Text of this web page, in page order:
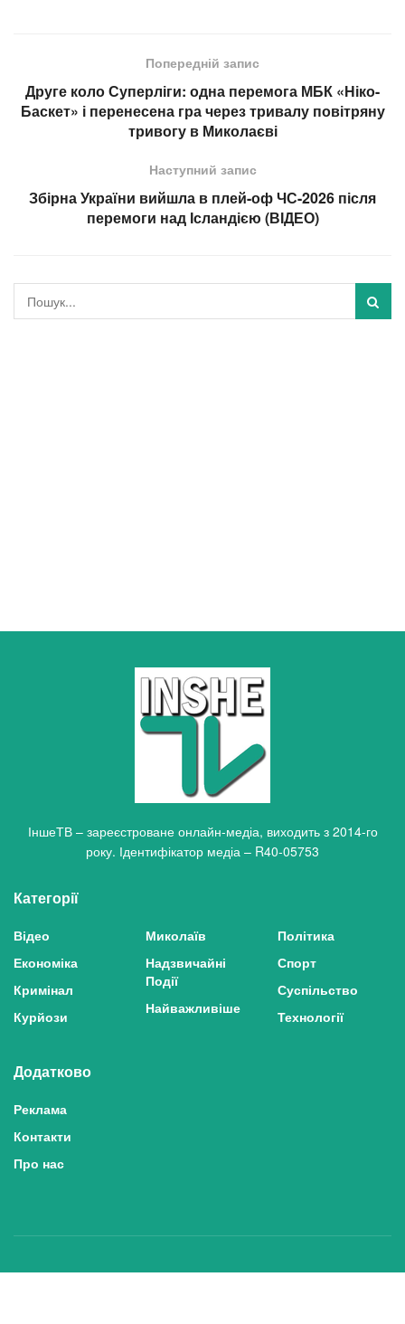
Попередній запис
Друге коло Суперліги: одна перемога МБК «Ніко-
Баскет» і перенесена гра через тривалу повітряну
тривогу в Миколаєві
Наступний запис
Збірна України вийшла в плей-оф ЧС-2026 після
перемоги над Ісландією (ВІДЕО)
ІншеТВ – зареєстроване онлайн-медіа, виходить з 2014-го
року. Ідентифікатор медіа – R40-05753
Категорії
Відео
Економіка
Кримінал
Курйози
Миколаїв
Надзвичайні
Події
Найважливіше
Політика
Спорт
Суспільство
Технології
Додатково
Реклама
Контакти
Про нас
Політика конфіденційності та захисту персональних даних